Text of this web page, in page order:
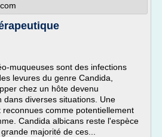
muqueuses sont des infections
levures du genre Candida,
chez un hôte devenu
dans diverses situations. Une
comme potentiellement
Candida albicans reste l'espèce
majorité de ces...